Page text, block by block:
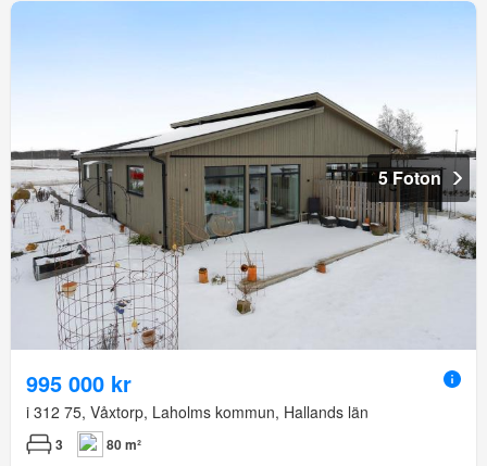
5 Foton
995 000 kr
i 312 75, Våxtorp, Laholms kommun, Hallands län
3 80 m²